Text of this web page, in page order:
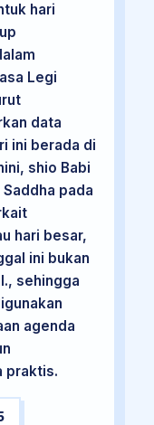
hari
Legi
data
ini berada di
shio Babi
pada
hari besar,
ini bukan
sehingga
agenda
praktis.